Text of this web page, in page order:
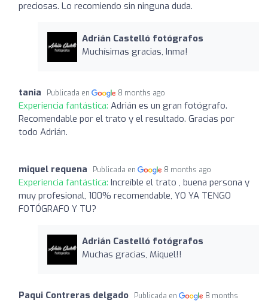
preciosas. Lo recomiendo sin ninguna duda.
Adrián Castelló fotógrafos
Muchísimas gracias, Inma!
tania Publicada en 8 months ago
Experiencia fantástica: Adrián es un gran fotógrafo.
Recomendable por el trato y el resultado. Gracias por
todo Adrián.
miquel requena Publicada en 8 months ago
Experiencia fantástica: Increíble el trato , buena persona y
muy profesional, 100% recomendable, YO YA TENGO
FOTÓGRAFO Y TU?
Adrián Castelló fotógrafos
Muchas gracias, Miquel!!
Paqui Contreras delgado Publicada en
8 months